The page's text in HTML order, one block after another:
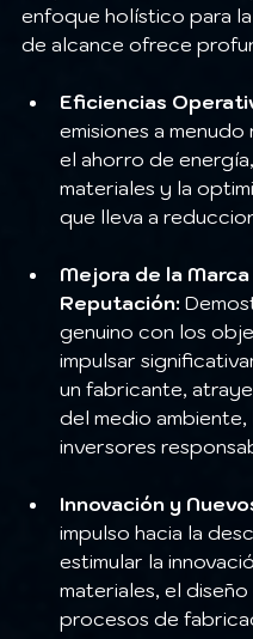
enfoque holístico para
de alcance ofrece
Eficiencias
emisiones a
el ahorro de
materiales y la
que lleva a
Mejora de la Marca
Reputación:
genuino con los
impulsar
un fabricante,
del medio
inversores
Innovación y
impulso hacia la
estimular la
materiales, el
procesos de